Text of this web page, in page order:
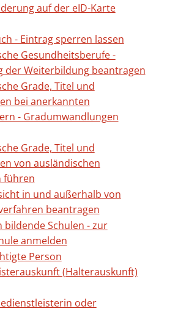
auf der eID-Karte
- Eintrag sperren lassen
Gesundheitsberufe -
der Weiterbildung beantragen
Grade, Titel und
bei anerkannten
- Gradumwandlungen
Grade, Titel und
von ausländischen
führen
in und außerhalb von
beantragen
bildende Schulen - zur
anmelden
Person
(Halterauskunft)
oder